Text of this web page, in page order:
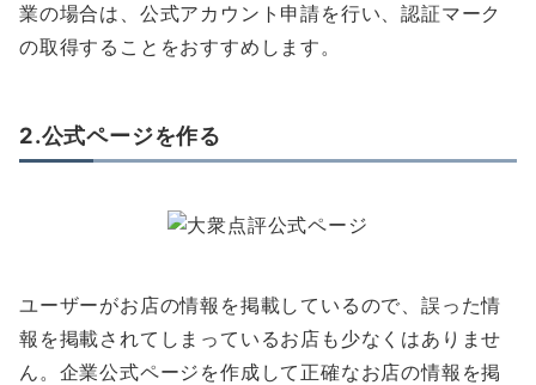
業の場合は、公式アカウント申請を行い、認証マーク
の取得することをおすすめします。
2.公式ページを作る
ユーザーがお店の情報を掲載しているので、誤った情
報を掲載されてしまっているお店も少なくはありませ
ん。企業公式ページを作成して正確なお店の情報を掲